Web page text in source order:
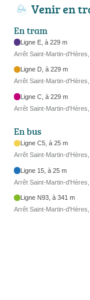
Venir en
En tram
Ligne E, à 229 m
Arrêt Saint-Martin-
Ligne D, à 229 m
Arrêt Saint-Martin-
Ligne C, à 229 m
Arrêt Saint-Martin-
En bus
Ligne C5, à 25 m
Arrêt Saint-Martin-
Ligne 15, à 25 m
Arrêt Saint-Martin-
Ligne N93, à 341 m
Arrêt Saint-Martin-